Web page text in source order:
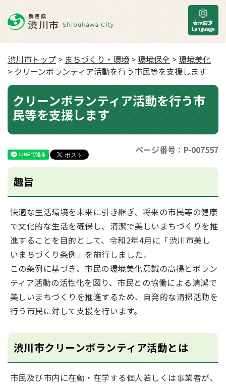
渋川市トップ > まちづくり・環境 >環境保全 >環境美化
> クリーンボランティア活動を行う市民等を支援します
クリーンボランティア活動を行う市
民等を支援します
ページ番号：P-007557
趣旨
快適な生活環境を未来に引き継ぎ、将来の市民等の健康
で文化的な生活を確保し、清潔で美しいまちづくりを推
進することを目的として、令和2年4月に「渋川市美し
いまちづくり条例」を施行しました。
この条例に基づき、 市民の環境美化意識の高揚とボラン
ティア活動の活性化を図り、市民との協働による清潔で
美しいまちづくりを推進するため、自発的な清掃活動を
行う市民に対して支援を行います。
渋川市クリーンボランティア活動とは
市民及び市内に在勤・在学する個人若しくは事業者が、